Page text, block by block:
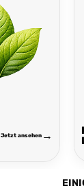
Jetzt ansehen